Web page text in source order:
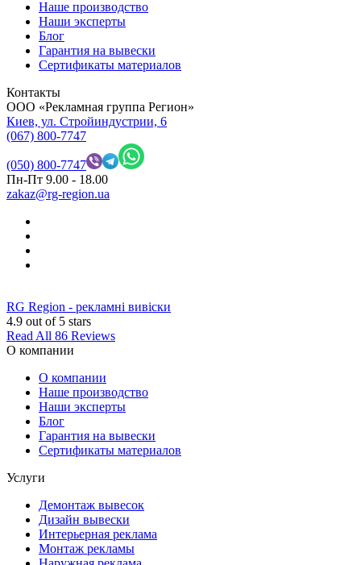
Наше производство
Наши эксперты
Блог
Гарантия на вывески
Сертификаты материалов
Контакты
OOO «Рекламная группа Регион»
Киев, ул. Стройиндустрии, 6
(067) 800-7747
(050) 800-7747
Пн-Пт 9.00 - 18.00
zakaz@rg-region.ua
RG Region - рекламні вивіски
4.9 out of 5 stars
Read All 86 Reviews
О компании
О компании
Наше производство
Наши эксперты
Блог
Гарантия на вывески
Сертификаты материалов
Услуги
Демонтаж вывесок
Дизайн вывески
Интерьерная реклама
Монтаж рекламы